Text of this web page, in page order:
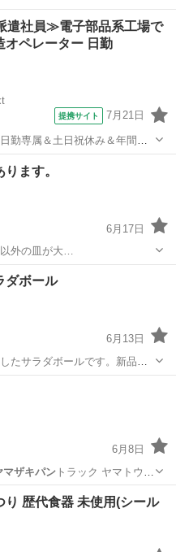
遣社員≫電子部品系工場で
オペレーター 日勤
提携サイト 7月21日
勤専属＆土日祝休み＆年間休
ー通勤OK＆無料駐車場あり
城県常陸大宮市》 人気の
他
ます。
6月17日
外の皿が大…
キパン
ダボール
6月13日
たサラダボールです。新品未
13㎝ ☀︎高さ 約5㎝
6月8日
マザキパントラック ヤマトウォ
ニカー トミカ
ール